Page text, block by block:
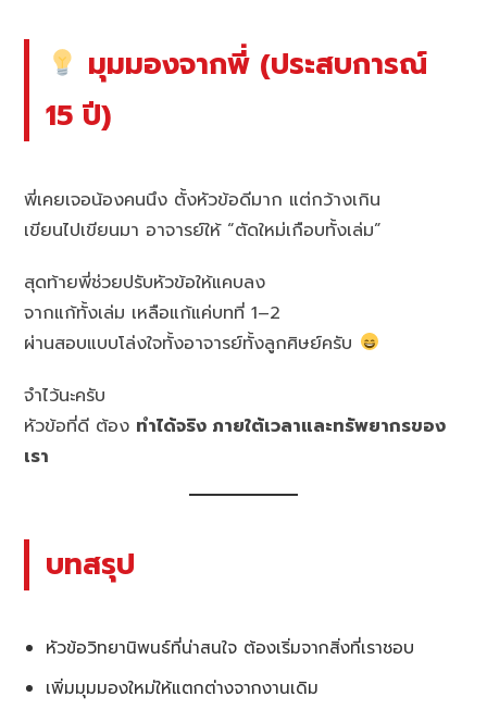
มุมมองจากพี่ (ประสบการณ์
15 ปี)
พี่เคยเจอน้องคนนึง ตั้งหัวข้อดีมาก แต่กว้างเกิน
เขียนไปเขียนมา อาจารย์ให้ “ตัดใหม่เกือบทั้งเล่ม”
สุดท้ายพี่ช่วยปรับหัวข้อให้แคบลง
จากแก้ทั้งเล่ม เหลือแก้แค่บทที่ 1–2
ผ่านสอบแบบโล่งใจทั้งอาจารย์ทั้งลูกศิษย์ครับ
จำไว้นะครับ
หัวข้อที่ดี ต้อง ทำได้จริง ภายใต้เวลาและทรัพยากรของ
เรา
บทสรุป
หัวข้อวิทยานิพนธ์ที่น่าสนใจ ต้องเริ่มจากสิ่งที่เราชอบ
เพิ่มมุมมองใหม่ให้แตกต่างจากงานเดิม